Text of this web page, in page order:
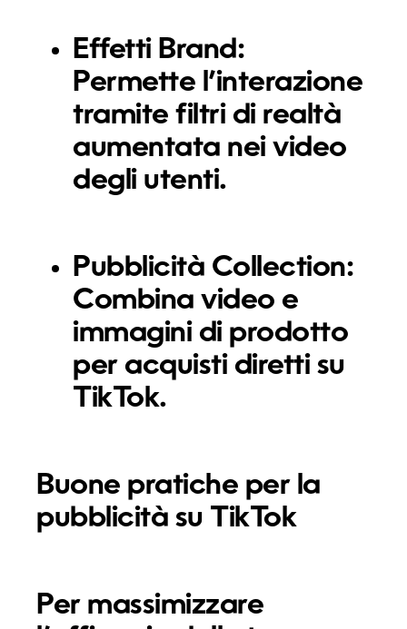
Effetti Brand:
Permette l’interazione
tramite filtri di realtà
aumentata nei video
degli utenti.
Pubblicità Collection:
Combina video e
immagini di prodotto
per acquisti diretti su
TikTok.
Buone pratiche per la
pubblicità su TikTok
Per massimizzare